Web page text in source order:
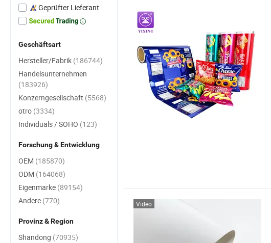
Video
Geprüfter Lieferant
Geschäftsart
Hersteller/Fabrik (186744)
Handelsunternehmen
(183926)
Konzerngesellschaft (5568)
otro (3334)
Individuals / SOHO (123)
Forschung & Entwicklung
OEM (185870)
ODM (164068)
Eigenmarke (89154)
Andere (770)
Provinz & Region
Shandong (70935)